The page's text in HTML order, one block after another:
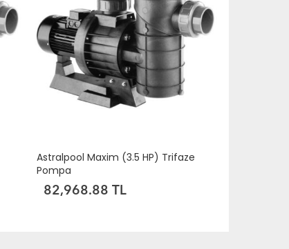
Astralpool Maxim (3.5 HP) Trifaze
Pompa
82,968.88 TL